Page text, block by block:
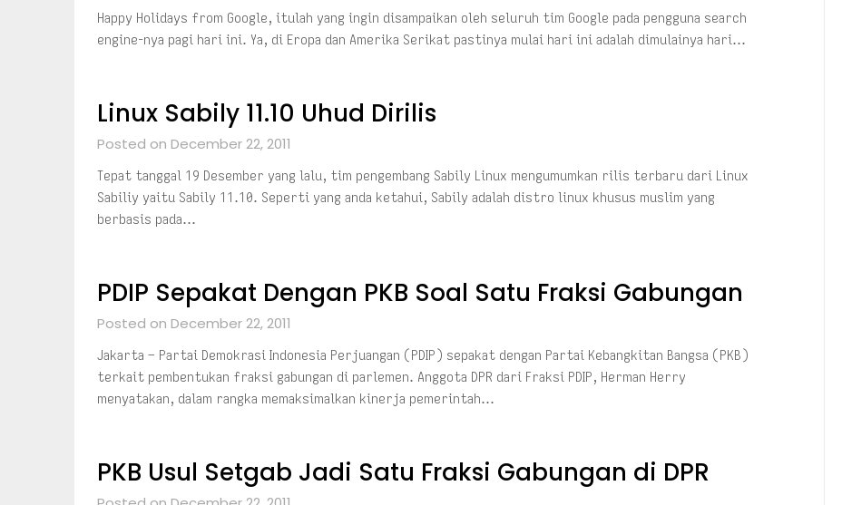
Happy Holidays from Google, itulah yang ingin disampaikan oleh seluruh tim Google pada pengguna search
engine-nya pagi hari ini. Ya, di Eropa dan Amerika Serikat pastinya mulai hari ini adalah dimulainya hari…
Linux Sabily 11.10 Uhud Dirilis
Posted on December 22, 2011
Tepat tanggal 19 Desember yang lalu, tim pengembang Sabily Linux mengumumkan rilis terbaru dari Linux
Sabiliy yaitu Sabily 11.10. Seperti yang anda ketahui, Sabily adalah distro linux khusus muslim yang
berbasis pada…
PDIP Sepakat Dengan PKB Soal Satu Fraksi Gabungan
Posted on December 22, 2011
Jakarta – Partai Demokrasi Indonesia Perjuangan (PDIP) sepakat dengan Partai Kebangkitan Bangsa (PKB)
terkait pembentukan fraksi gabungan di parlemen. Anggota DPR dari Fraksi PDIP, Herman Herry
menyatakan, dalam rangka memaksimalkan kinerja pemerintah…
PKB Usul Setgab Jadi Satu Fraksi Gabungan di DPR